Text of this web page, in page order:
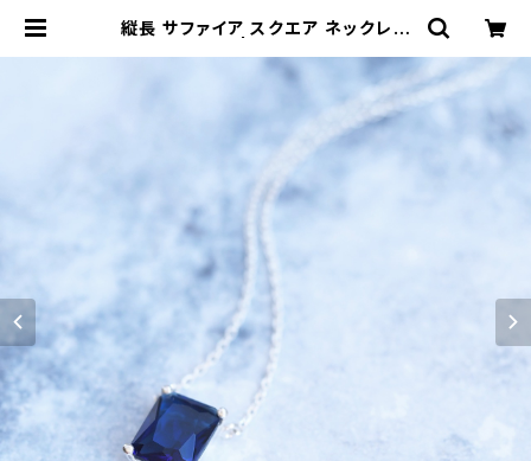
縦長 サファイア スクエア ネックレス
(Cloud-jewelry) レディース メン
ズ アクセサリー ネックレス ピアス 指